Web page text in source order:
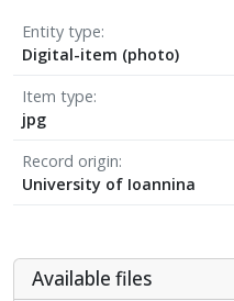
Entity type
Digital-item (photo)
Item type
jpg
Record origin
University of Ioannina
Αvailable files